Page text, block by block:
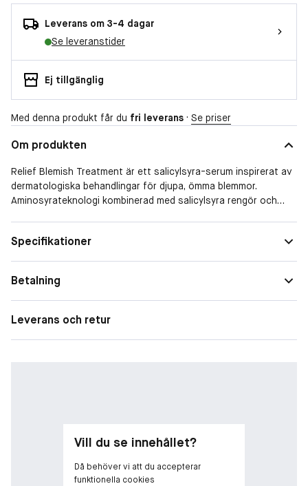
Leverans om 3-4 dagar
Se leveranstider
Ej tillgänglig
Med denna produkt får du fri leverans · Se priser
Om produkten
Relief Blemish Treatment är ett salicylsyra-serum inspirerat av
dermatologiska behandlingar för djupa, ömma blemmor.
Aminosyrateknologi kombinerad med salicylsyra rengör och
serumet för att förbättra upptagningen.
Specifikationer
Betalning
Leverans och retur
Vill du se innehållet?
Då behöver vi att du accepterar
funktionella cookies